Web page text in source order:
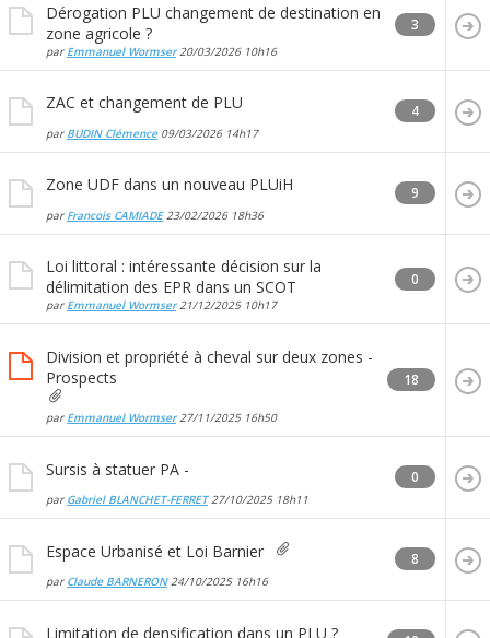
Dérogation PLU changement de destination en
zone agricole ?
par Emmanuel Wormser20/03/2026 10h16
3
ZAC et changement de PLU
par BUDIN Clémence 09/03/2026 14h17
4
Zone UDF dans un nouveau PLUiH
par Francois CAMIADE23/02/2026 18h36
9
Loi littoral : intéressante décision sur la
délimitation des EPR dans un SCOT
par Emmanuel Wormser21/12/2025 10h17
0
Division et propriété à cheval sur deux zones -
Prospects
par Emmanuel Wormser27/11/2025 16h50
18
Sursis à statuer PA -
par Gabriel BLANCHET-FERRET27/10/2025 18h11
0
Espace Urbanisé et Loi Barnier
par Claude BARNERON24/10/2025 16h16
8
Limitation de densification dans un PLU ?